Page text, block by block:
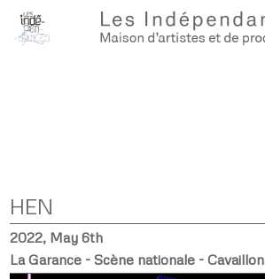
HEN
2022, May 6th
La Garance - Scène nationale - Cavaillon